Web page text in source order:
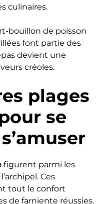
culinaires.
bouillon de poisson
font partie des
devient une
créoles.
plages
se
figurent parmi les
Ces
tout le confort
de farniente réussies.